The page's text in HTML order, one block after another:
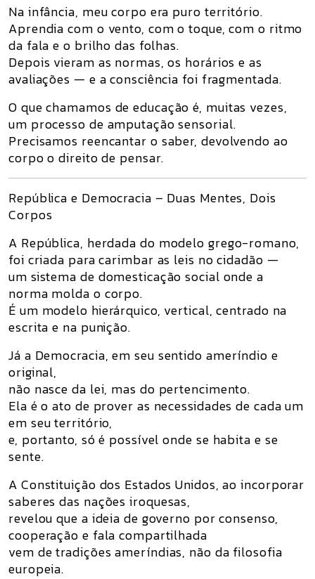
Na infância, meu corpo era puro território.
Aprendia com o vento, com o toque, com o ritmo
da fala e o brilho das folhas.
Depois vieram as normas, os horários e as
avaliações — e a consciência foi fragmentada.
O que chamamos de educação é, muitas vezes,
um processo de amputação sensorial.
Precisamos reencantar o saber, devolvendo ao
corpo o direito de pensar.
República e Democracia – Duas Mentes, Dois
Corpos
A República, herdada do modelo grego-romano,
foi criada paracarimbar as leis no cidadão —
um sistema de domesticação social onde a
norma molda o corpo.
É um modelo hierárquico, vertical, centrado na
escrita e na punição.
Já a Democracia, em seu sentido ameríndio e
original,
não nasce da lei, mas do pertencimento.
Ela é oato de prover as necessidades de cada um
em seu território,
e, portanto, só é possívelonde se habita e se
sente.
A Constituição dos Estados Unidos, ao incorporar
saberes das nações iroquesas,
revelou que a ideia de governo por consenso,
cooperação e fala compartilhada
vem de tradiçõesameríndias, não da filosofia
europeia.